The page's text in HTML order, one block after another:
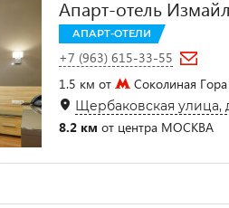
Апарт-отель
АПАРТ-ОТЕЛИ
+7 (963) 615-33-55
1.5 км от
Соколиная Гора
Щербаковская улица,
8.2 км от центра МОСКВА